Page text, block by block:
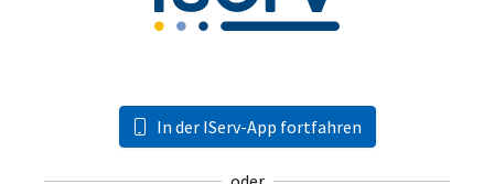
In der IServ-App fortfahren